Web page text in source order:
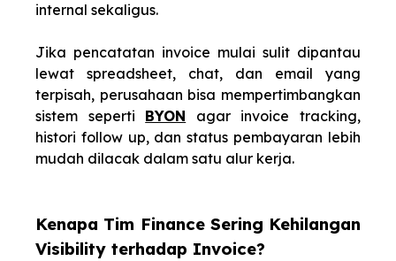
internal sekaligus.
Jika pencatatan invoice mulai sulit dipantau
lewat spreadsheet, chat, dan email yang
terpisah, perusahaan bisa mempertimbangkan
sistem seperti
BYON agar invoice tracking,
histori follow up, dan status pembayaran lebih
mudah dilacak dalam satu alur kerja.
Kenapa Tim Finance Sering Kehilangan
Visibility terhadap Invoice?